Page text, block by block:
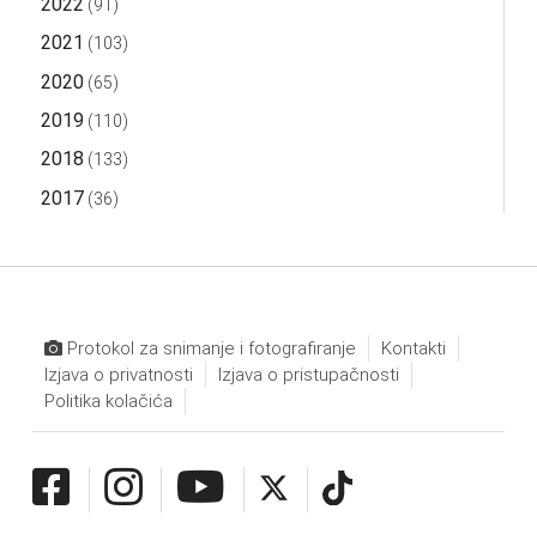
(91)
2021 (103)
2020(65)
2019 (110)
2018 (133)
2017(36)
Protokol za snimanje i fotografiranje
Kontakti
Izjava o privatnosti
Izjava o pristupačnosti
Politika kolačića